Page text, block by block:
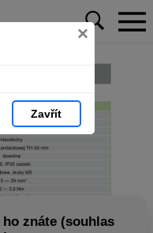
×
Zavřít
znáte (souhlas